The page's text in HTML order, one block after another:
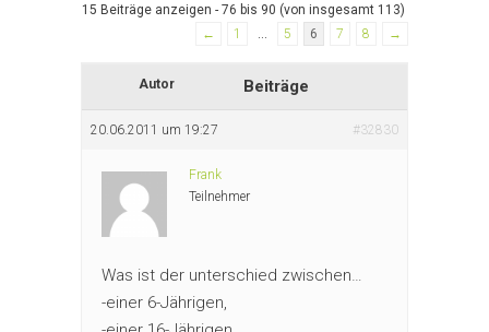
15 Beiträge anzeigen - 76 bis 90 (von insgesamt 113)
←
1 5 6 7 8 →
Autor Beiträge
20.06.2011 um 19:27 #32830
Frank
Teilnehmer
Was ist der unterschied zwischen…
-einer 6-Jährigen,